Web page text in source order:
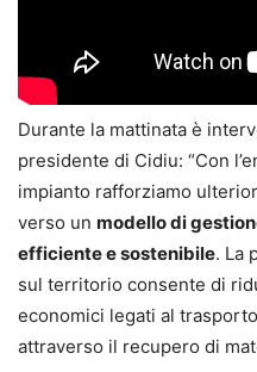
Durante la mattinata è
presidente di Cidiu: “Con
impianto rafforziamo
verso un modello di
efficiente e sostenibile. La
sul territorio consente di
economici legati al
attraverso il recupero di